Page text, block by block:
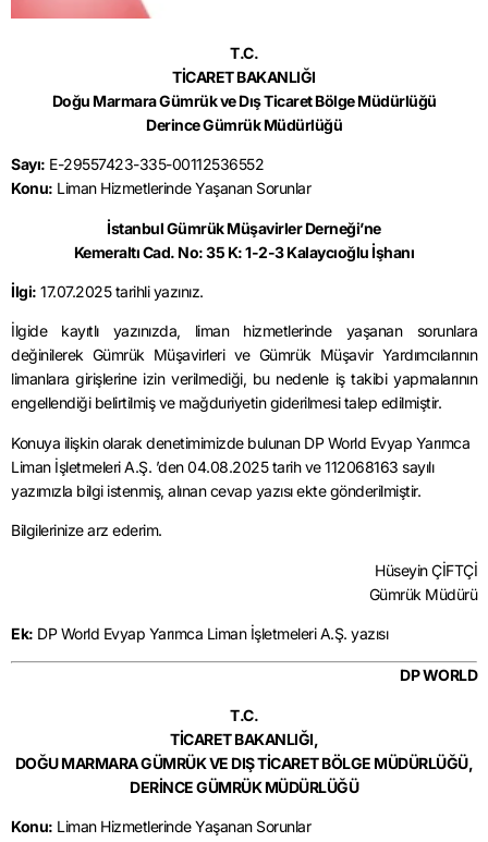
T.C.
TİCARET BAKANLIĞI
Doğu Marmara Gümrük ve Dış Ticaret Bölge Müdürlüğü
Derince Gümrük Müdürlüğü
Sayı: E-29557423-335-00112536552
Konu: Liman Hizmetlerinde Yaşanan Sorunlar
İstanbul Gümrük Müşavirler Derneği’ne
Kemeraltı Cad. No: 35 K: 1-2-3 Kalaycıoğlu İşhanı
İlgi: 17.07.2025 tarihli yazınız.
İlgide kayıtlı yazınızda, liman hizmetlerinde yaşanan sorunlara
değinilerek Gümrük Müşavirleri ve Gümrük Müşavir Yardımcılarının
limanlara girişlerine izin verilmediği, bu nedenle iş takibi yapmalarının
engellendiği belirtilmiş ve mağduriyetin giderilmesi talep edilmiştir.
Konuya ilişkin olarak denetimimizde bulunan DP World Evyap Yarımca
Liman İşletmeleri A.Ş. ’den 04.08.2025 tarih ve 112068163 sayılı
yazımızla bilgi istenmiş, alınan cevap yazısı ekte gönderilmiştir.
Bilgilerinize arz ederim.
Hüseyin ÇİFTÇİ
Gümrük Müdürü
Ek: DP World Evyap Yarımca Liman İşletmeleri A.Ş. yazısı
DP WORLD
T.C.
TİCARET BAKANLIĞI,
DOĞU MARMARA GÜMRÜK VE DIŞ TİCARET BÖLGE MÜDÜRLÜĞÜ,
DERİNCE GÜMRÜK MÜDÜRLÜĞÜ
Konu: Liman Hizmetlerinde Yaşanan Sorunlar